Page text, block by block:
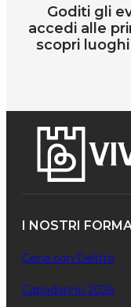
Goditi gli
accedi alle
scopri
I NOSTRI
Cena con Delitto
Capodanno 2026